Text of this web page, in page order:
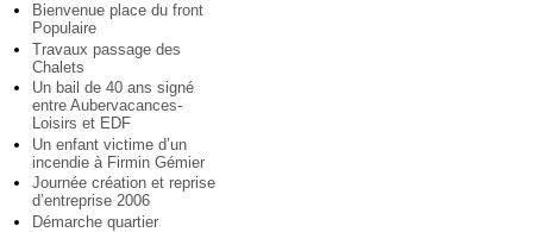
Bienvenue place du front
Populaire
Travaux passage des
Chalets
Un bail de 40 ans signé
entre Aubervacances-
Loisirs et EDF
Un enfant victime d’un
incendie à Firmin Gémier
Journée création et reprise
d’entreprise 2006
Démarche quartier